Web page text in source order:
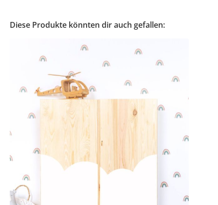
Diese Produkte könnten dir auch gefallen: